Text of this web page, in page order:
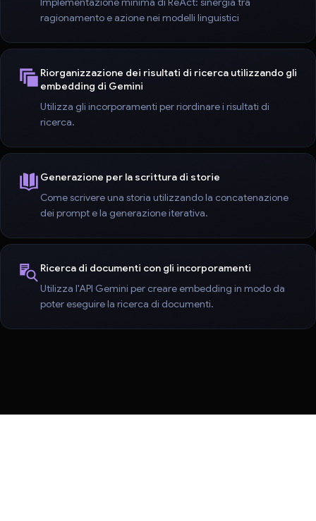
ragionamento e azione nei modelli linguistici
Riorganizzazione dei risultati di ricerca utilizzando gli
embedding di Gemini
Utilizza gli incorporamenti per riordinare i risultati di
ricerca.
Generazione per la scrittura di storie
Come scrivere una storia utilizzando la concatenazione
dei prompt e la generazione iterativa.
Ricerca di documenti con gli incorporamenti
Utilizza l'API Gemini per creare embedding in modo da
poter eseguire la ricerca di documenti.